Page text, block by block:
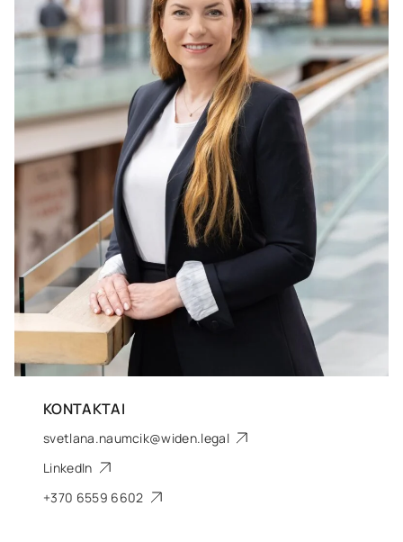
KONTAKTAI
svetlana.naumcik@widen.legal
LinkedIn
+370 6559 6602